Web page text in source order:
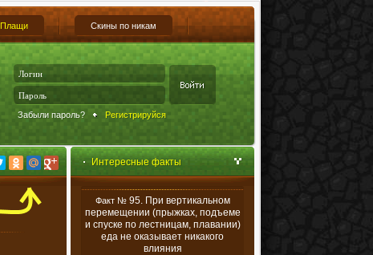
Плащи Скины по никам
Забыли пароль? Регистрируйся
Интересные факты
Факт № 95. При вертикальном
перемещении (прыжках, подъеме
и спуске по лестницам, плавании)
еда не оказывает никакого
влияния